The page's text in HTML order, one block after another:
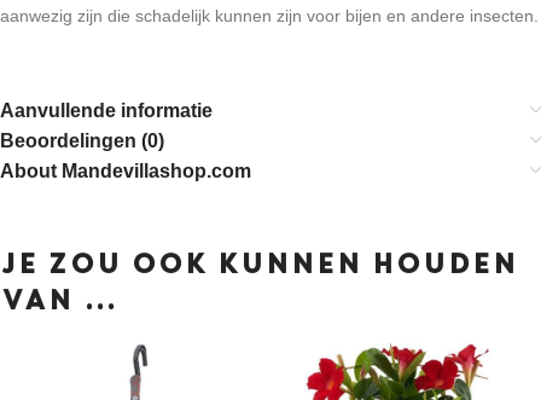
aanwezig zijn die schadelijk kunnen zijn voor bijen en andere insecten.
Aanvullende informatie
Beoordelingen (0)
About Mandevillashop.com
JE ZOU OOK KUNNEN HOUDEN
VAN …